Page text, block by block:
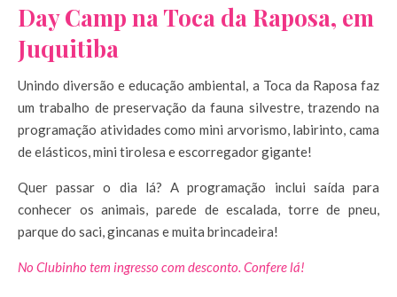
Day Camp na Toca da Raposa, em
Juquitiba
Unindo diversão e educação ambiental, a Toca da Raposa faz
um trabalho de preservação da fauna silvestre, trazendo na
programação atividades como mini arvorismo, labirinto, cama
de elásticos, mini tirolesa e escorregador gigante!
Quer passar o dia lá? A programação inclui saída para
conhecer os animais, parede de escalada, torre de pneu,
parque do saci, gincanas e muita brincadeira!
No Clubinho tem ingresso com desconto. Confere lá!